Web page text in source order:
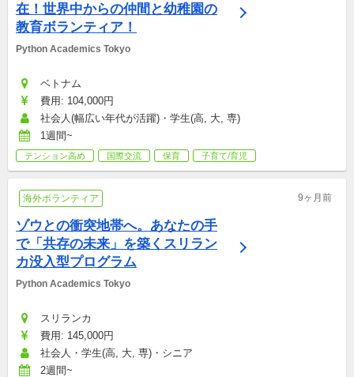
在！世界中からの仲間と幼稚園の
教育ボランティア！
Python Academics Tokyo
ベトナム
費用: 104,000円
社会人(幅広い年代が活躍)・学生(高, 大, 専)
1週間~
テンション高め 国際交流 保育 子育て/育児
海外ボランティア 9ヶ月前
ゾウとの衝突地帯へ。あなたの手
で「共存の未来」を築くスリラン
カ没入型プログラム
Python Academics Tokyo
スリランカ
費用: 145,000円
社会人・学生(高, 大, 専)・シニア
2週間~